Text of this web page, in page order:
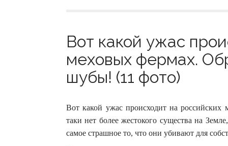
Вот какой ужас
меховых фермах.
шубы! (11 фото)
Вот какой ужас происходит на
таки нет более жестокого существа на
самое страшное то, что они убивают для